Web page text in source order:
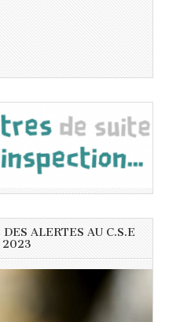
ALERTES AU C.S.E
2023